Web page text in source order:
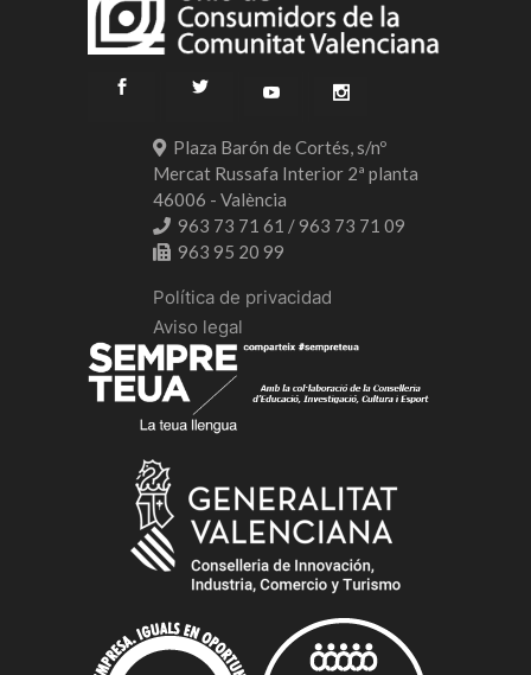
Plaza Barón de Cortés, s/nº
Mercat Russafa Interior 2ª planta
46006 - València
963 73 71 61 / 963 73 71 09
963 95 20 99
Política de privacidad
Aviso legal